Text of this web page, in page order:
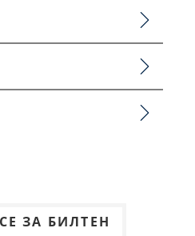
ЗА БИЛТЕН